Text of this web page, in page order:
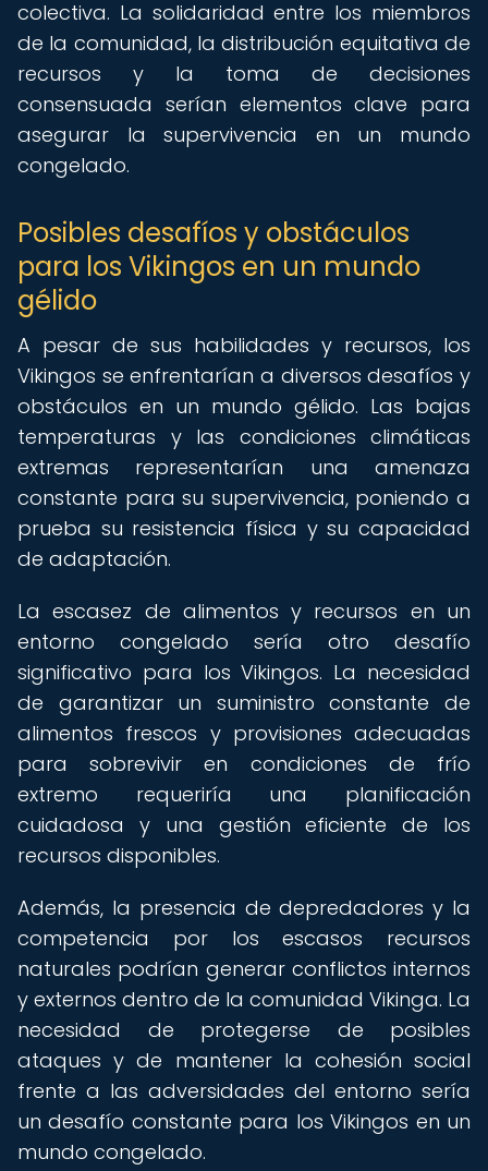
colectiva. La solidaridad entre los miembros
de la comunidad, la distribución equitativa de
recursos y la toma de decisiones
consensuada serían elementos clave para
asegurar la supervivencia en un mundo
congelado.
Posibles desafíos y obstáculos
para los Vikingos en un mundo
gélido
A pesar de sus habilidades y recursos, los
Vikingos se enfrentarían a diversos desafíos y
obstáculos en un mundo gélido. Las bajas
temperaturas y las condiciones climáticas
extremas representarían una amenaza
constante para su supervivencia, poniendo a
prueba su resistencia física y su capacidad
de adaptación.
La escasez de alimentos y recursos en un
entorno congelado sería otro desafío
significativo para los Vikingos. La necesidad
de garantizar un suministro constante de
alimentos frescos y provisiones adecuadas
para sobrevivir en condiciones de frío
extremo requeriría una planificación
cuidadosa y una gestión eficiente de los
recursos disponibles.
Además, la presencia de depredadores y la
competencia por los escasos recursos
naturales podrían generar conflictos internos
y externos dentro de la comunidad Vikinga. La
necesidad de protegerse de posibles
ataques y de mantener la cohesión social
frente a las adversidades del entorno sería
un desafío constante para los Vikingos en un
mundo congelado.